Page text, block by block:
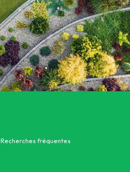
Recherches fréquentes